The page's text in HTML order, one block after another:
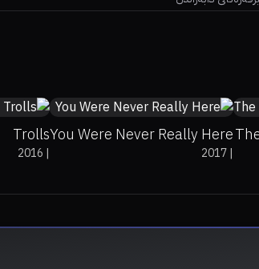
You Were Never Really Here
|
2017
Trolls
|
2016